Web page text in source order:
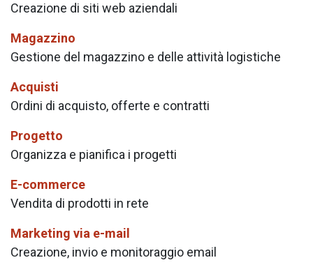
Creazione di siti web aziendali
Magazzino
Gestione del magazzino e delle attività logistiche
Acquisti
Ordini di acquisto, offerte e contratti
Progetto
Organizza e pianifica i progetti
E-commerce
Vendita di prodotti in rete
Marketing via e-mail
Creazione, invio e monitoraggio email